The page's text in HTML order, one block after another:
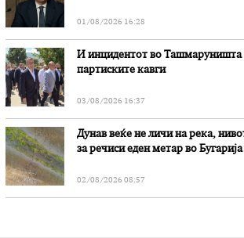
01/08/2026 16:28
И инцидентот во Ташмаруништa
партиските кавги
03/08/2026 16:37
Дунав веќе не личи на река,
за речиси еден метар во Бугарија
02/08/2026 08:57